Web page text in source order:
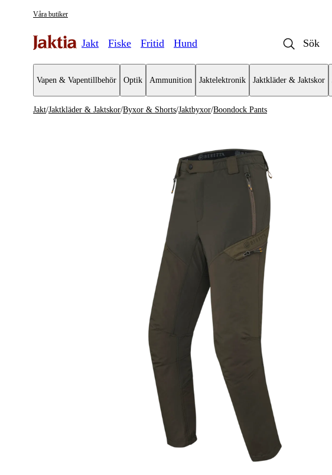
Våra butiker
Jakt Fiske Fritid Hund
Vapen & Vapentillbehör Optik Ammunition Jaktelektronik Jaktkläder & Jaktskor
Jaktkläder & Jaktskor
Jaktbyxor
Vardagsbyxor
Vandringsbyxor
Shorts
Regnbyxor
Zip-off byxor
Friluftsbyxor
Jakt/Jaktkläder & Jaktskor/Byxor & Shorts/Jaktbyxor/Boondock Pants